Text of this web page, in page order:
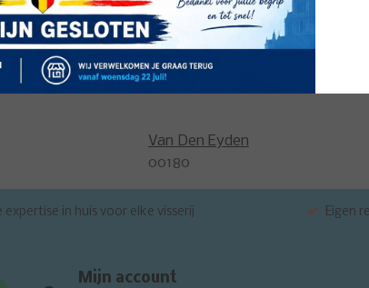
casters, pellets enz.) aantrekkelijker te maken.
Van Den Eyden
00180
expertise in huis voor elke visserij Eigen
Mijn account